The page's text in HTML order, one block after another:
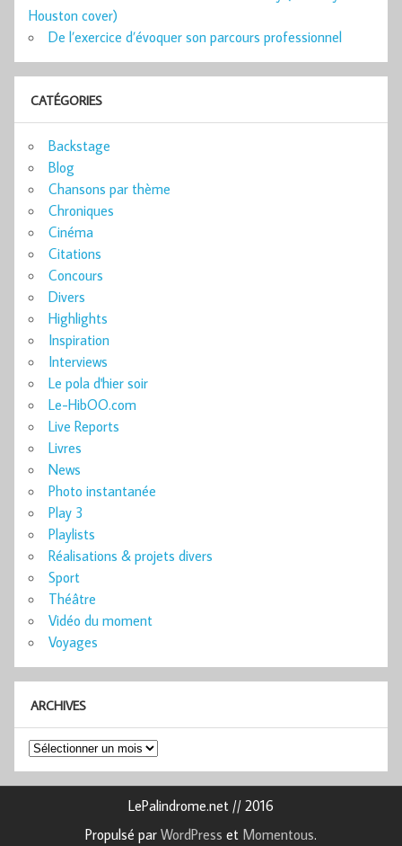
Houston cover)
De l’exercice d’évoquer son parcours professionnel
CATÉGORIES
Backstage
Blog
Chansons par thème
Chroniques
Cinéma
Citations
Concours
Divers
Highlights
Inspiration
Interviews
Le pola d'hier soir
Le-HibOO.com
Live Reports
Livres
News
Photo instantanée
Play 3
Playlists
Réalisations & projets divers
Sport
Théâtre
Vidéo du moment
Voyages
ARCHIVES
Archives
LePalindrome.net // 2016
Propulsé par WordPress et Momentous.